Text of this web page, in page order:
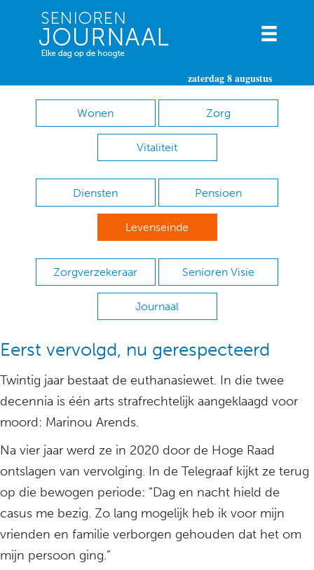
zaterdag 8 augustus
Wonen Zorg
Vitaliteit
Diensten Pensioen
Levenseinde
Zorgverzekeraar Senioren Visie
Journaal
Eerst vervolgd, nu gerespecteerd
Twintig jaar bestaat de euthanasiewet. In die twee
decennia is één arts strafrechtelijk aangeklaagd voor
moord: Marinou Arends.
Na vier jaar werd ze in 2020 door de Hoge Raad
ontslagen van vervolging. In de Telegraaf kijkt ze terug
op die bewogen periode: “Dag en nacht hield de
casus me bezig. Zo lang mogelijk heb ik voor mijn
vrienden en familie verborgen gehouden dat het om
mijn persoon ging.”